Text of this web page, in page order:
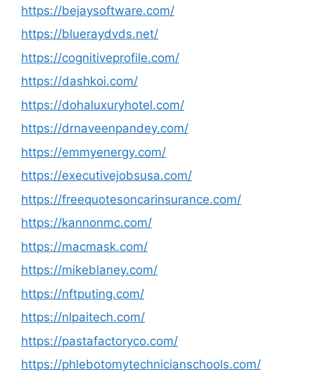
https://bejaysoftware.com/
https://blueraydvds.net/
https://cognitiveprofile.com/
https://dashkoi.com/
https://dohaluxuryhotel.com/
https://drnaveenpandey.com/
https://emmyenergy.com/
https://executivejobsusa.com/
https://freequotesoncarinsurance.com/
https://kannonmc.com/
https://macmask.com/
https://mikeblaney.com/
https://nftputing.com/
https://nlpaitech.com/
https://pastafactoryco.com/
https://phlebotomytechnicianschools.com/